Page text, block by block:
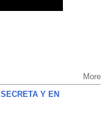
More
Y EN